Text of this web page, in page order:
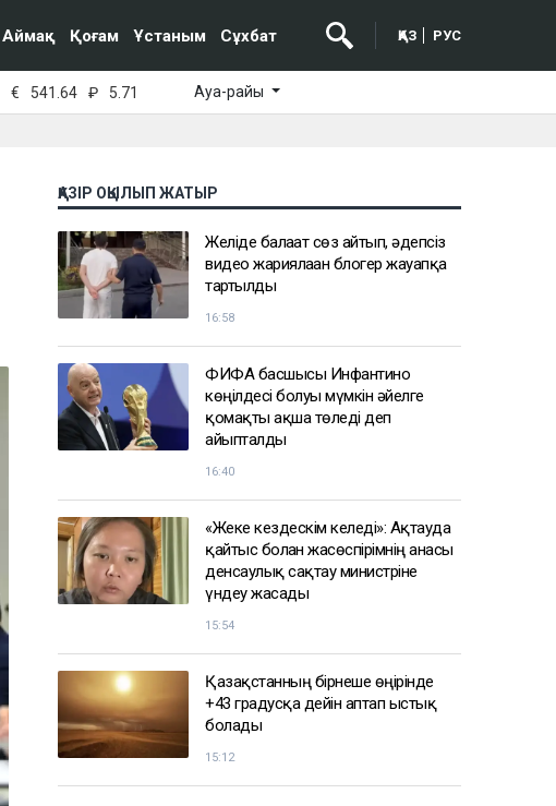
Аймақ Қоғам Ұстаным Сұхбат ҚАЗ РУС
€ 541.64 ₽ 5.71 Ауа-райы
ҚАЗІР ОҚЫЛЫП ЖАТЫР
Желіде балағат сөз айтып, әдепсіз
видео жариялаған блогер жауапқа
тартылды
16:58
ФИФА басшысы Инфантино
көңілдесі болуы мүмкін әйелге
қомақты ақша төледі деп
айыпталды
16:40
«Жеке кездескім келеді»: Ақтауда
қайтыс болған жасөспірімнің анасы
денсаулық сақтау министріне
үндеу жасады
15:54
Қазақстанның бірнеше өңірінде
+43 градусқа дейін аптап ыстық
болады
15:12